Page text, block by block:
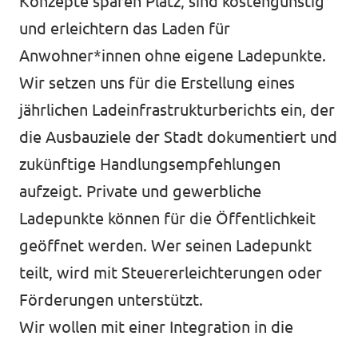
und erleichtern das Laden für
Anwohner*innen ohne eigene Ladepunkte.
Wir setzen uns für die Erstellung eines
jährlichen Ladeinfrastrukturberichts ein, der
die Ausbauziele der Stadt dokumentiert und
zukünftige Handlungsempfehlungen
aufzeigt. Private und gewerbliche
Ladepunkte können für die Öffentlichkeit
geöffnet werden. Wer seinen Ladepunkt
teilt, wird mit Steuererleichterungen oder
Förderungen unterstützt.
Wir wollen mit einer Integration in die